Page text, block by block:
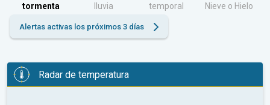
tormenta lluvia temporal Nieve o Hielo
Alertas activas los próximos 3 días
Radar de temperatura